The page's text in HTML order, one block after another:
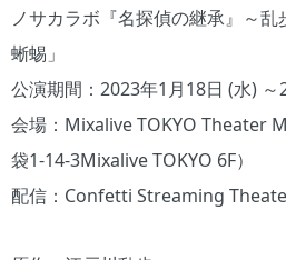
ノサカラボ『名探偵の継承』～
蜥蜴」
公演期間：2023年1月18日 (水)
会場：Mixalive TOKYO Theater
袋1-14-3Mixalive TOKYO 6F）
配信：Confetti Streaming